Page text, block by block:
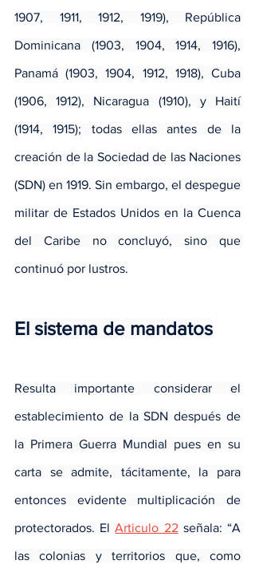
1907, 1911, 1912, 1919), República
Dominicana (1903, 1904, 1914, 1916),
Panamá (1903, 1904, 1912, 1918), Cuba
(1906, 1912), Nicaragua (1910), y Haití
(1914, 1915); todas ellas antes de la
creación de la Sociedad de las Naciones
(SDN) en 1919. Sin embargo, el despegue
militar de Estados Unidos en la Cuenca
del Caribe no concluyó, sino que
continuó por lustros.
El sistema de mandatos
Resulta importante considerar el
establecimiento de la SDN después de
la Primera Guerra Mundial pues en su
carta se admite, tácitamente, la para
entonces evidente multiplicación de
protectorados. El Articulo 22 señala: “A
las colonias y territorios que, como